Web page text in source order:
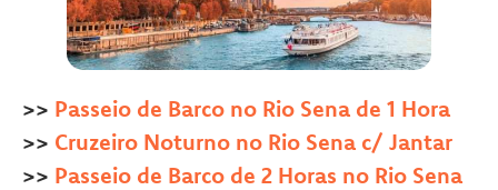
>> Passeio de Barco no Rio Sena de 1 Hora
>> Cruzeiro Noturno no Rio Sena c/ Jantar
>> Passeio de Barco de 2 Horas no Rio Sena